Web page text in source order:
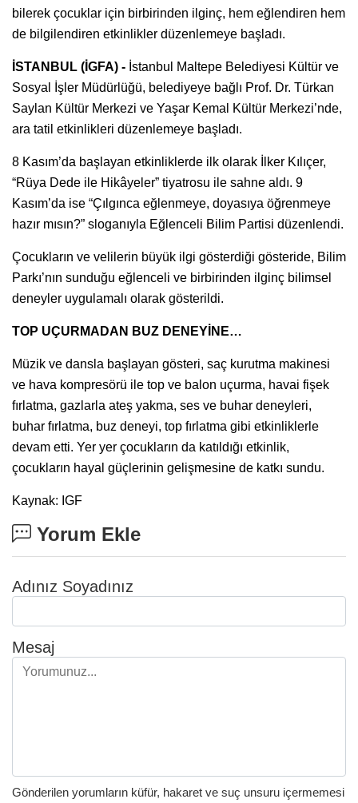
bilerek çocuklar için birbirinden ilginç, hem eğlendiren hem
de bilgilendiren etkinlikler düzenlemeye başladı.
İSTANBUL (İGFA) - İstanbul Maltepe Belediyesi Kültür ve
Sosyal İşler Müdürlüğü, belediyeye bağlı Prof. Dr. Türkan
Saylan Kültür Merkezi ve Yaşar Kemal Kültür Merkezi’nde,
ara tatil etkinlikleri düzenlemeye başladı.
8 Kasım’da başlayan etkinliklerde ilk olarak İlker Kılıçer,
“Rüya Dede ile Hikâyeler” tiyatrosu ile sahne aldı. 9
Kasım’da ise “Çılgınca eğlenmeye, doyasıya öğrenmeye
hazır mısın?” sloganıyla Eğlenceli Bilim Partisi düzenlendi.
Çocukların ve velilerin büyük ilgi gösterdiği gösteride, Bilim
Parkı’nın sunduğu eğlenceli ve birbirinden ilginç bilimsel
deneyler uygulamalı olarak gösterildi.
TOP UÇURMADAN BUZ DENEYİNE…
Müzik ve dansla başlayan gösteri, saç kurutma makinesi
ve hava kompresörü ile top ve balon uçurma, havai fişek
fırlatma, gazlarla ateş yakma, ses ve buhar deneyleri,
buhar fırlatma, buz deneyi, top fırlatma gibi etkinliklerle
devam etti. Yer yer çocukların da katıldığı etkinlik,
çocukların hayal güçlerinin gelişmesine de katkı sundu.
Kaynak: IGF
Yorum Ekle
Adınız Soyadınız
Mesaj
Gönderilen yorumların küfür, hakaret ve suç unsuru içermemesi